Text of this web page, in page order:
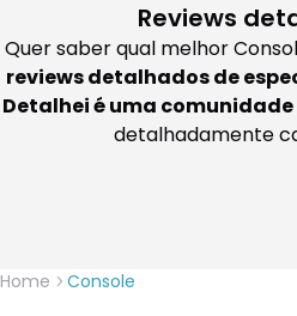
Reviews
Quer saber qual melhor
reviews detalhados de
Detalhei é uma
detalhadamente
Home Console